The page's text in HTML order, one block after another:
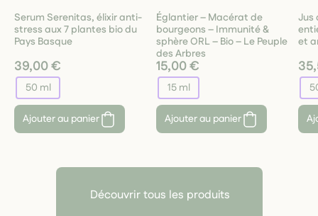
Serum Serenitas, élixir anti-
stress aux 7 plantes bio du
Pays Basque
39,00 €
50 ml
Ajouter au panier
Églantier – Macérat de
bourgeons – Immunité &
sphère ORL – Bio – Le Peuple
des Arbres
15,00 €
15 ml
Ajouter au panier
Jus
et
Découvrir tous les produits